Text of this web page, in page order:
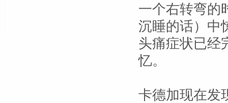
一个右转弯的
沉睡的话）中
头痛症状已经
忆。
卡德加现在发